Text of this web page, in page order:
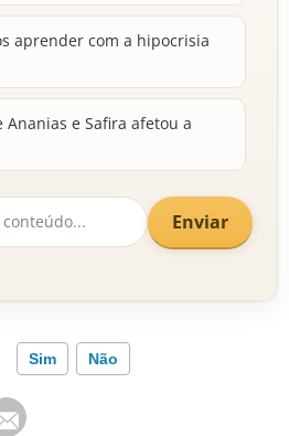
aprender com a hipocrisia
Ananias e Safira afetou a
Enviar
Sim Não